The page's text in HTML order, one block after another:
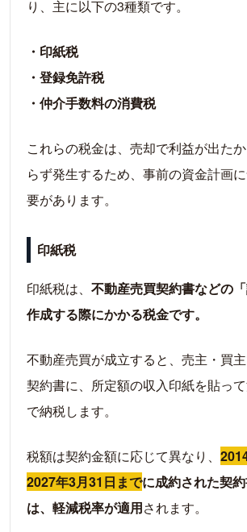
り、主に以下の3種類です。
・印紙税
・登録免許税
・仲介手数料の消費税
これらの税金は、売却で利益が出た
らず発生するため、事前の資金計画
要があります。
印紙税
印紙税は、 不動産売買契約書などの
作成する際にかかる税金です。
不動産売買が成立すると、売主・買
契約書に、所定額の収入印紙を貼っ
で納税します。
税額は契約金額に応じて異なり、
2027年3月31日までに成約された契
は、軽減税率が適用されます。